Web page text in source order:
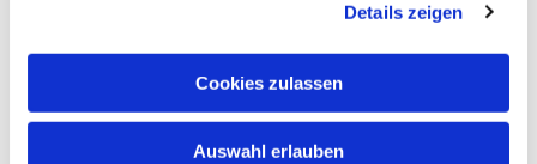
Details zeigen
Cookies zulassen
Auswahl erlauben